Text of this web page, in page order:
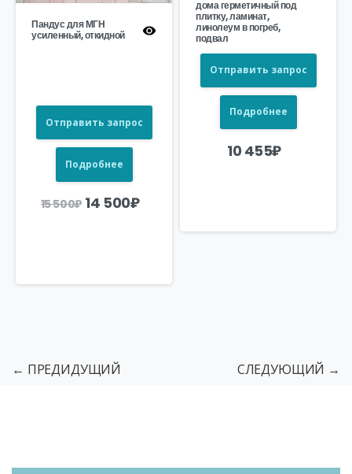
Пандус для МГН
усиленный, откидной
Отправить запрос
Подробнее
15 500₽ Первоначальная
цена
14 500₽Текущая
дома герметичный под
плитку, ламинат,
линолеум в погреб,
подвал
Отправить запрос
Подробнее
10 455₽
← ПРЕДИДУЩИЙ СЛЕДУЮЩИЙ →